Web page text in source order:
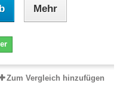
Mehr
Zum Vergleich hinzufügen